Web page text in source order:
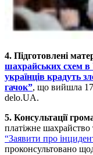
4. Підготовлені
шахрайських схем в
українців крадуть
гачок”, що вийшла 17
delo.UA.
5. Консультації
платіжне
“Заявити про
проконсультовано